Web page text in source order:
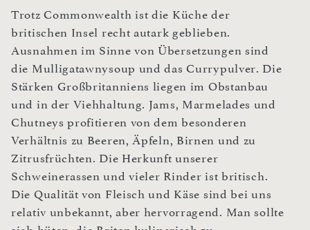
Trotz Commonwealth ist die Küche der
britischen Insel recht autark geblieben.
Ausnahmen im Sinne von Übersetzungen sind
die Mulligatawnysoup und das Currypulver. Die
Stärken Großbritanniens liegen im Obstanbau
und in der Viehhaltung. Jams, Marmelades und
Chutneys profitieren von dem besonderen
Verhältnis zu Beeren, Äpfeln, Birnen und zu
Zitrusfrüchten. Die Herkunft unserer
Schweinerassen und vieler Rinder ist britisch.
Die Qualität von Fleisch und Käse sind bei uns
relativ unbekannt, aber hervorragend. Man sollte